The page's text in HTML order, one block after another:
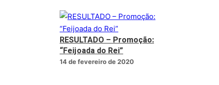
RESULTADO – Promoção:
“Feijoada do Rei”
14 de fevereiro de 2020